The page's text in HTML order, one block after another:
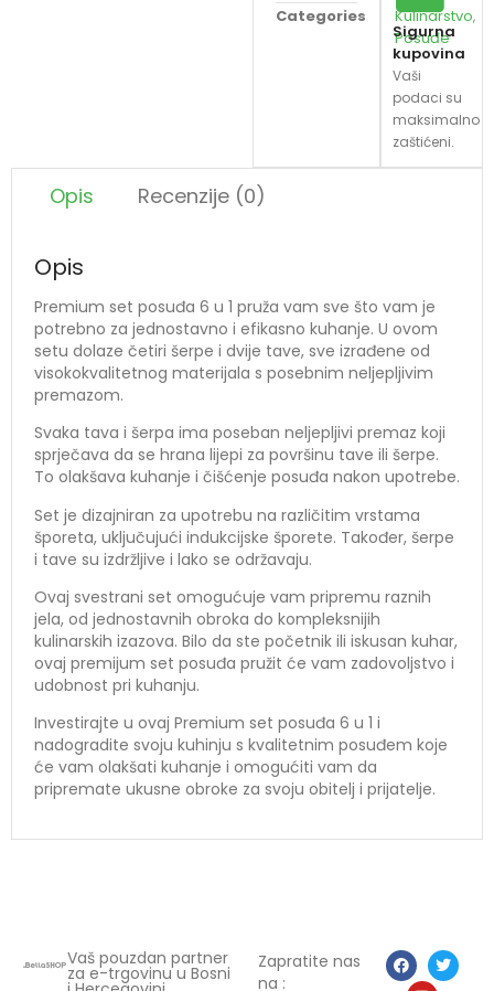
Categories
Kulinarstvo,
Posuđe
Sigurna
kupovina
Vaši
podaci su
maksimalno
zaštićeni.
Opis Recenzije (0)
Opis
Premium set posuđa 6 u 1 pruža vam sve što vam je
potrebno za jednostavno i efikasno kuhanje. U ovom
setu dolaze četiri šerpe i dvije tave, sve izrađene od
visokokvalitetnog materijala s posebnim neljepljivim
premazom.
Svaka tava i šerpa ima poseban neljepljivi premaz koji
sprječava da se hrana lijepi za površinu tave ili šerpe.
To olakšava kuhanje i čišćenje posuđa nakon upotrebe.
Set je dizajniran za upotrebu na različitim vrstama
šporeta, uključujući indukcijske šporete. Također, šerpe
i tave su izdržljive i lako se održavaju.
Ovaj svestrani set omogućuje vam pripremu raznih
jela, od jednostavnih obroka do kompleksnijih
kulinarskih izazova. Bilo da ste početnik ili iskusan kuhar,
ovaj premijum set posuđa pružit će vam zadovoljstvo i
udobnost pri kuhanju.
Investirajte u ovaj Premium set posuđa 6 u 1 i
nadogradite svoju kuhinju s kvalitetnim posuđem koje
će vam olakšati kuhanje i omogućiti vam da
pripremate ukusne obroke za svoju obitelj i prijatelje.
Vaš pouzdan partner
za e-trgovinu u Bosni
Zapratite nas
na :